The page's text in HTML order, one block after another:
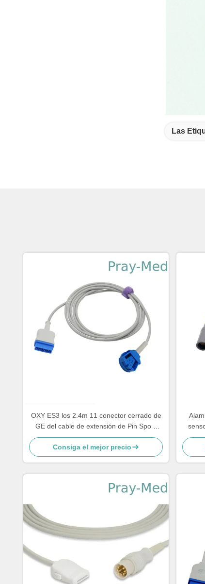
Las
OXY ES3 los 2.4m 11 conector cerrado de
GE del cable de extensión de Pin Spo 2
solo
Consiga el mejor precio